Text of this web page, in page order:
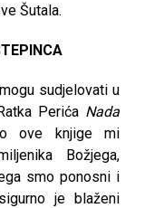
Šutala.
sudjelovati u
Perića Nada
ove knjige mi
Božjega,
smo ponosni i
je blaženi